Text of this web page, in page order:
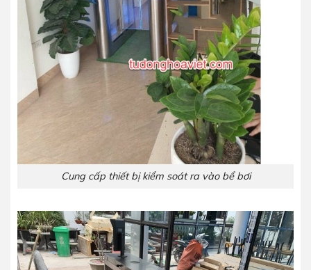
Cung cấp thiết bị kiểm soát ra vào bể bơi